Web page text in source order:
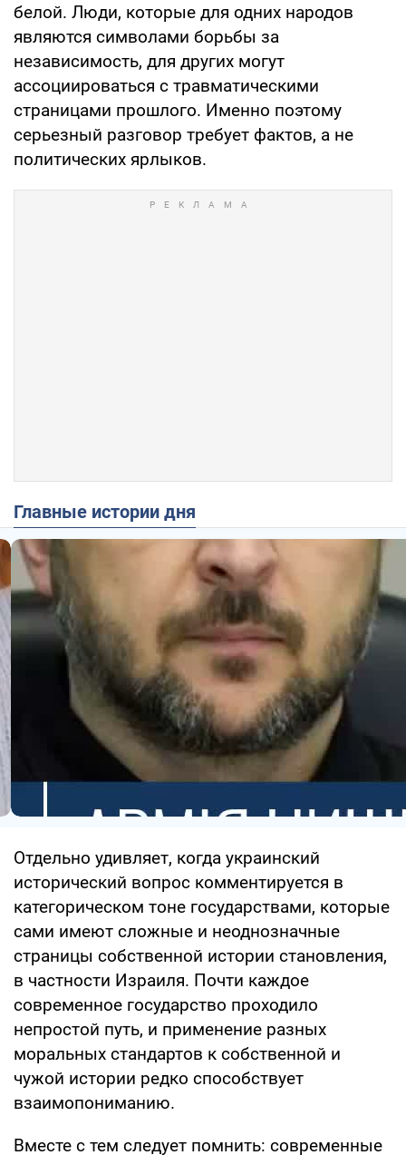
белой. Люди, которые для одних народов
являются символами борьбы за
независимость, для других могут
ассоциироваться с травматическими
страницами прошлого. Именно поэтому
серьезный разговор требует фактов, а не
политических ярлыков.
Главные истории дня
Отдельно удивляет, когда украинский
исторический вопрос комментируется в
категорическом тоне государствами, которые
сами имеют сложные и неоднозначные
страницы собственной истории становления,
в частности Израиля. Почти каждое
современное государство проходило
непростой путь, и применение разных
моральных стандартов к собственной и
чужой истории редко способствует
взаимопониманию.
Вместе с тем следует помнить: современные